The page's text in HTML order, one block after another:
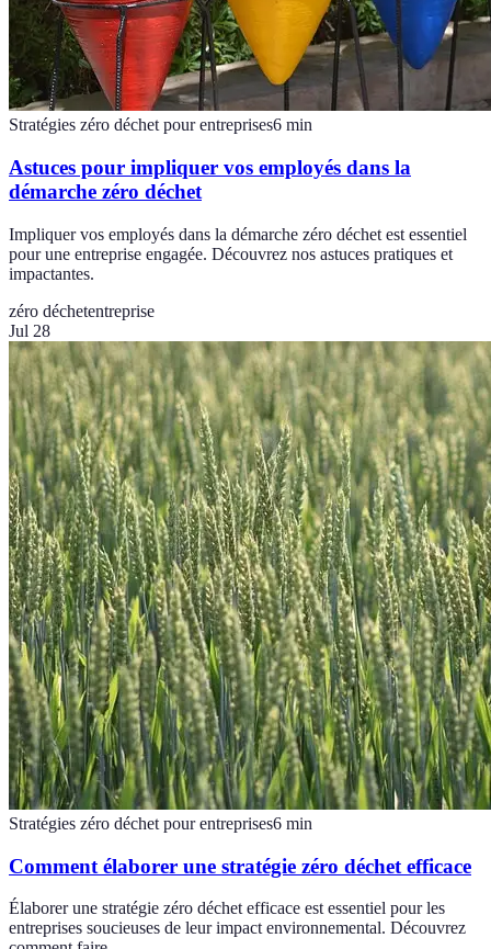
Stratégies zéro déchet pour entreprises6 min
Astuces pour impliquer vos employés dans la
démarche zéro déchet
Impliquer vos employés dans la démarche zéro déchet est essentiel
pour une entreprise engagée. Découvrez nos astuces pratiques et
impactantes.
zéro déchetentreprise
Jul 28
Stratégies zéro déchet pour entreprises6 min
Comment élaborer une stratégie zéro déchet efficace
Élaborer une stratégie zéro déchet efficace est essentiel pour les
entreprises soucieuses de leur impact environnemental. Découvrez